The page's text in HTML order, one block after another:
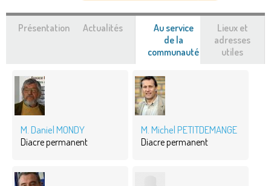
Présentation Actualités
Au service
de la
communauté (onglet
Lieux et
adresses
utiles
M. Daniel MONDY
Diacre permanent
M. Michel PETITDEMANGE
Diacre permanent